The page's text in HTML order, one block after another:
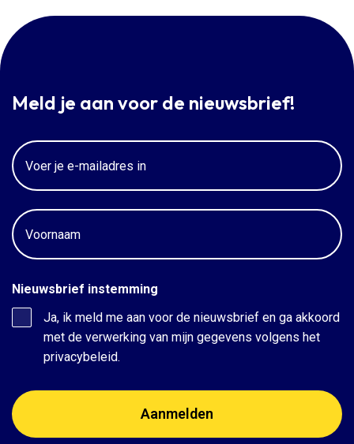
Meld je aan voor de nieuwsbrief!
Email
Voornaam
Nieuwsbrief instemming
Ja, ik meld me aan voor de nieuwsbrief en ga akkoord
met de verwerking van mijn gegevens volgens het
privacybeleid.